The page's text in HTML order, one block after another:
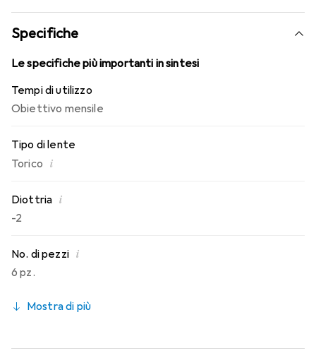
assenza di fastidi per tutto il giorno con queste lenti
mensili.
Specifiche
Le specifiche più importanti in sintesi
Tempi di utilizzo
Obiettivo mensile
Tipo di lente
Torico i
Diottria i
-2
No. di pezzi i
6 pz.
Mostra di più